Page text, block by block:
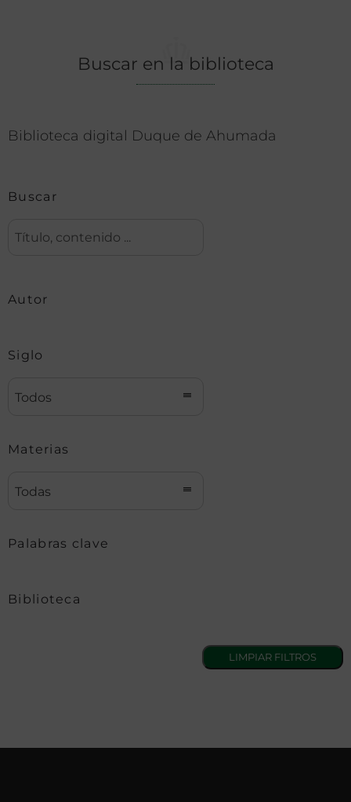
Buscar en la biblioteca
Biblioteca digital Duque de Ahumada
Buscar
Autor
Siglo
Todos
Materias
Todas
Palabras clave
Biblioteca